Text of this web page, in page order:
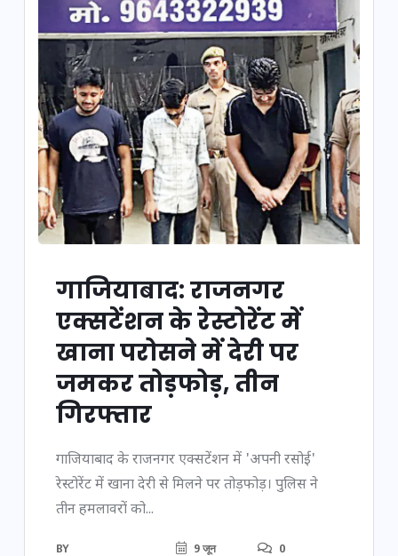
गाजियाबाद: राजनगर
एक्सटेंशन के रेस्टोरेंट में
खाना परोसने में देरी पर
जमकर तोड़फोड़, तीन
गिरफ्तार
गाजियाबाद के राजनगर एक्सटेंशन में 'अपनी रसोई'
रेस्टोरेंट में खाना देरी से मिलने पर तोड़फोड़। पुलिस ने
तीन हमलावरों को...
BY
9 जून
0